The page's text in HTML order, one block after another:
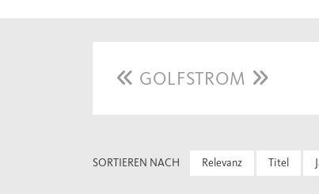
GOLFSTROM
SORTIEREN NACH Relevanz Titel